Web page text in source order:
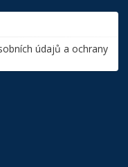
údajů a ochrany